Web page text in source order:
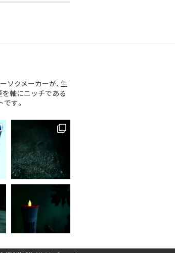
ソクメーカーが、生
を軸にニッチである
す。